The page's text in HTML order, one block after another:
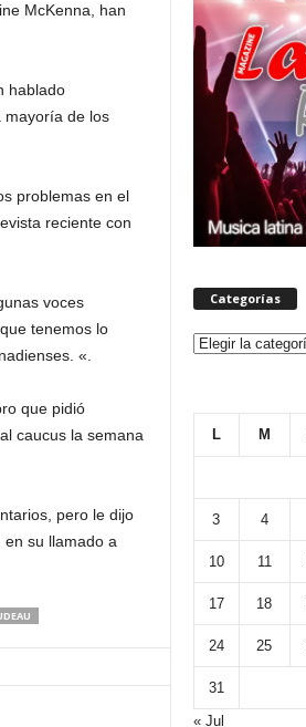
McKenna, han
hablado
mayoría de los
problemas en el
reciente con
voces
tenemos lo
«.
que pidió
caucus la semana
pero le dijo
su llamado a
Categorías
Categorías
L M
3 4
10 11
17 18
24 25
31
« Jul